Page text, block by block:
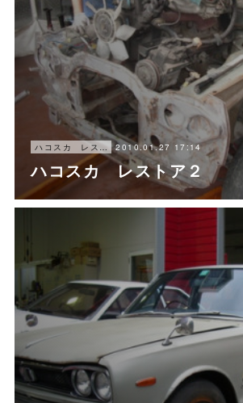
ハコスカ レストア 2010.01.27 17:14
ハコスカ レストア２